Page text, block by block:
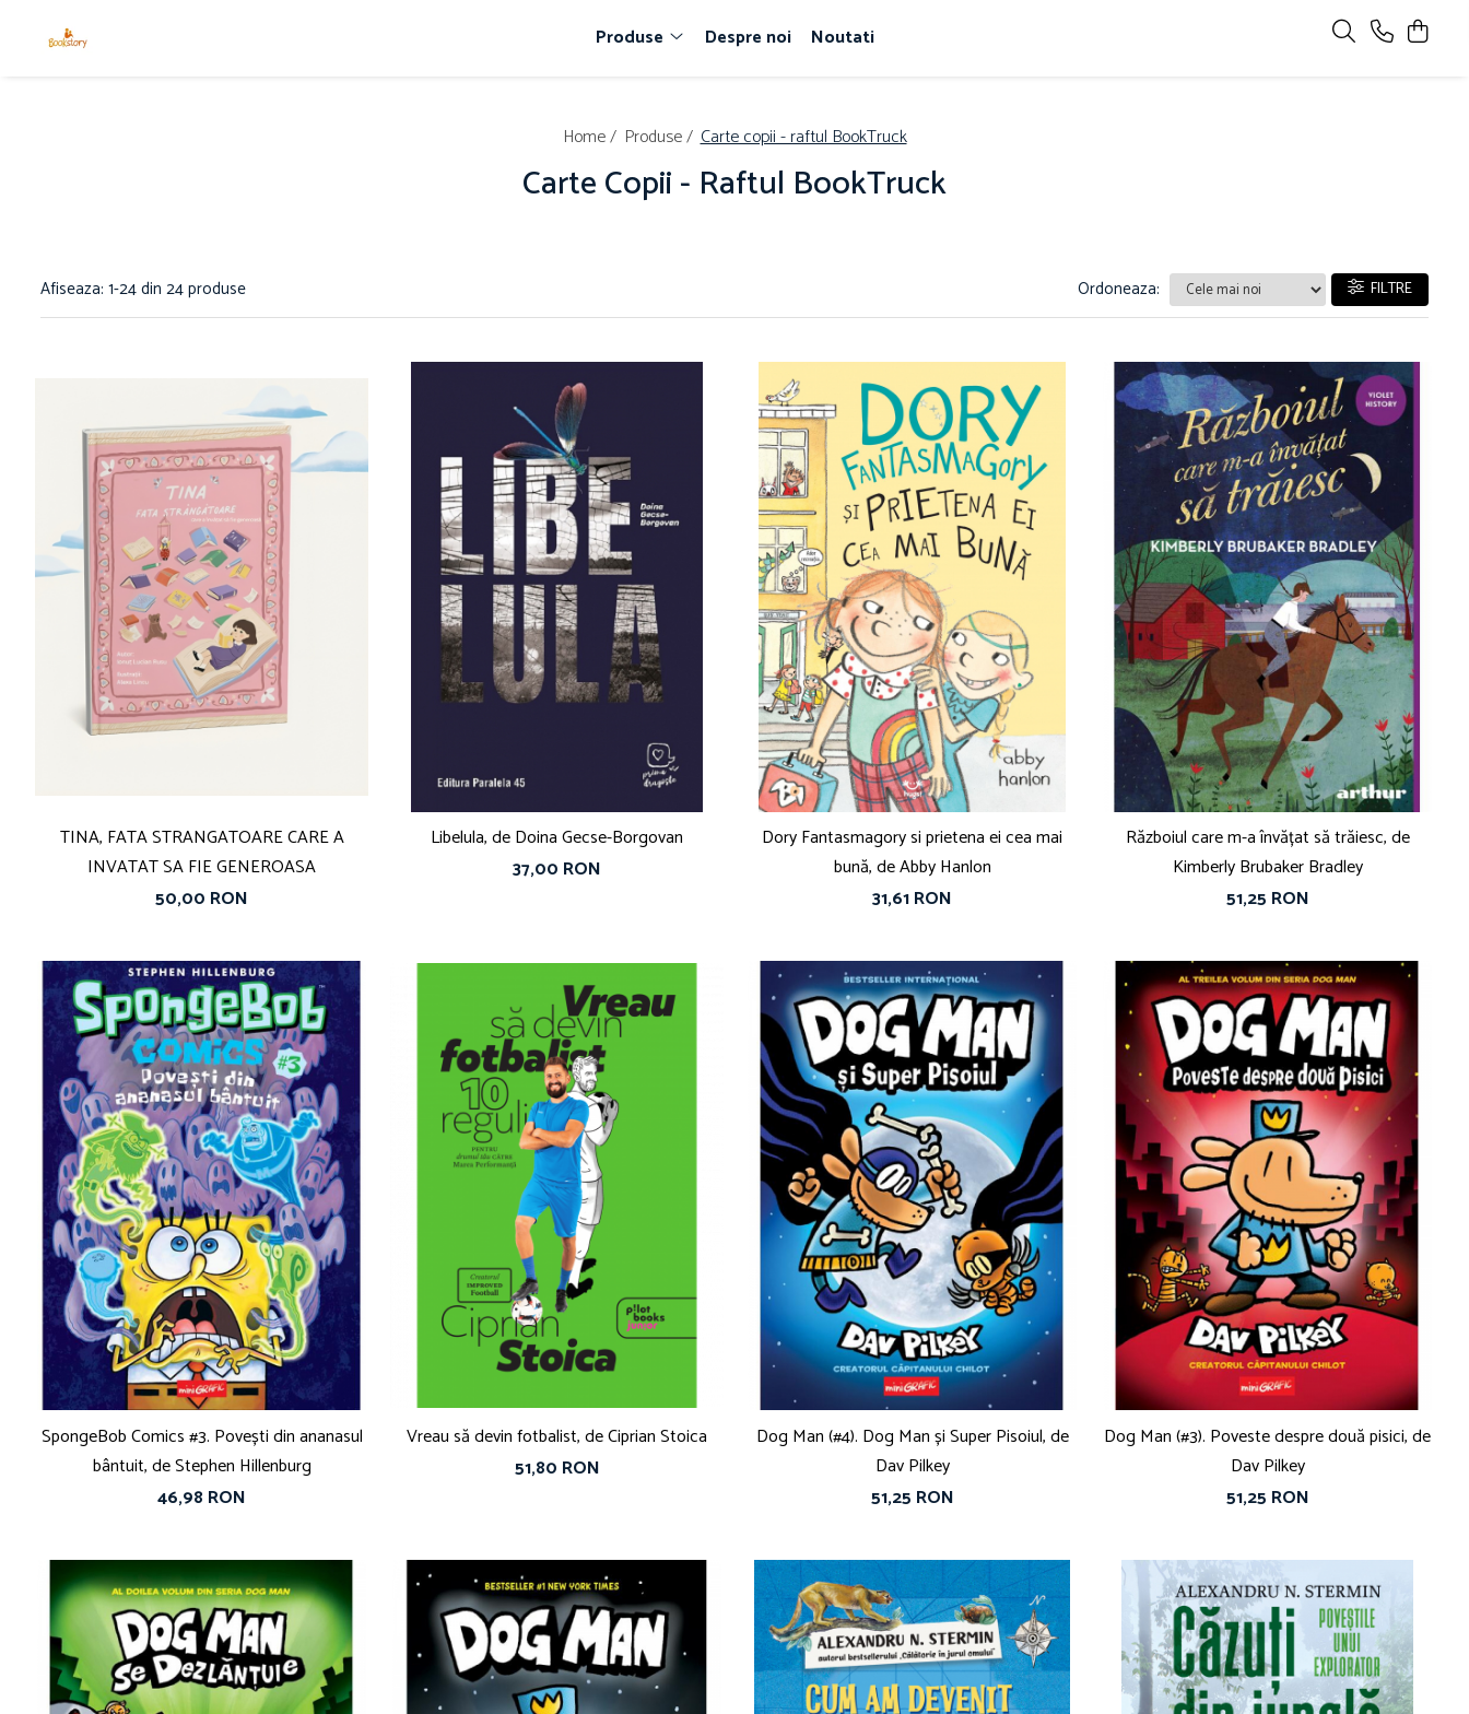
Vouchere Cadou
Produse Despre noi Noutati
Home / Produse / Carte copii - raftul BookTruck
Carte Copii - Raftul BookTruck
Afiseaza: 1-24din 24produse FILTRE
Ordoneaza:
TINA, FATA STRANGATOARE CARE A
INVATAT SA FIE GENEROASA
50,00 RON
Libelula, de Doina Gecse-Borgovan
37,00 RON
Dory Fantasmagory si prietena ei cea mai
bună, de Abby Hanlon
31,61 RON
Războiul care m-a învățat să trăiesc, de
Kimberly Brubaker Bradley
51,25 RON
SpongeBob Comics #3. Povești din ananasul
bântuit, de Stephen Hillenburg
46,98 RON
Vreau să devin fotbalist, de Ciprian Stoica
51,80 RON
Dog Man (#4). Dog Man și Super Pisoiul, de
Dav Pilkey
51,25 RON
Dog Man (#3). Poveste despre două pisici, de
Dav Pilkey
51,25 RON